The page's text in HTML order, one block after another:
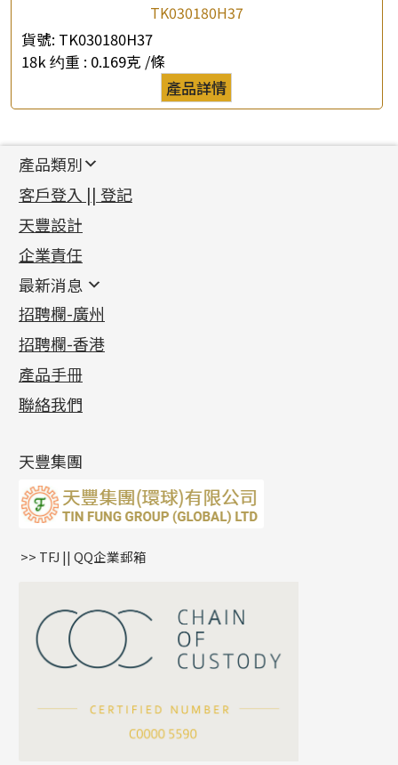
TK030180H37
貨號: TK030180H37
18k 约重 : 0.169克 /條
產品詳情
公司名稱
產品類別
新產品
足金系列
足金配件
機織鏈系列
珠仔鏈
镶口链
管狀網鏈
十字車花鏈系列
十字閃O鏈系列
十字錘打鏈系列
側身車花鏈系列
側身鏈系列
雙十字鏈系列
水波鏈系列
蛇骨鏈系列
鏈尾系列
嘴唇鏈系列
S車花鏈系列
珍珠鏈系列
坦克鏈系列
滿天星鏈系列
方假繩鏈系列
首飾配件
耳環類配件
卷迫系列
螺絲迫系列
梅花迫系列
平臺迫系列
綫拍系列
美拍系列
耳環扣系列
耳綫/耳鈎系列
耳環爪頭
耳環
鏈類配件
動感車花吊墜
調節珠系列
生圈扣系列
龍蝦扣系列
鴨俐制系列
字母吊墜
相盒吊墜
項鏈吊墜
生肖吊墜
星座吊墜
珠扣
其他類配件
珠盤系列
袖口鈕系列
焊片及鐳射綫
空心車花管
珠類配件
無孔光身珠
空心光身珠
無孔批花珠
鑲口類
四爪頭系列
六爪頭系列
車花片
動感車花片
鑲口戒指
鑲口手鏈系列
首飾系列
手镯系列
戒指系列
空心耳環
空心车花管首饰链
空心手鐲系列
貴金屬原料
千足金
記憶金屬系列
記憶戒指
拉簧珠珠手鏈
記憶鈦手鐲
客戶登入 || 登記
天豐設計
企業責任
最新消息
最新消息
各項證書(2)
相片集(9)
展覽會資訊
最新產品資訊
招聘欄-廣州
招聘欄-香港
產品手冊
聯絡我們
天豐集團
>> TFJ || QQ企業郵箱